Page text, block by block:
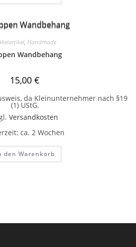
, Handmade
Wandbehang
15,00 €
da Kleinunternehmer nach §19
(1) UStG.
Versandkosten
ca. 2 Wochen
den Warenkorb